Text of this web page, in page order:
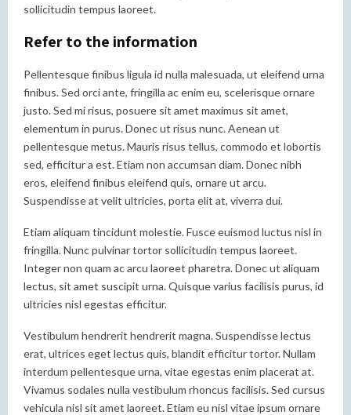
sollicitudin tempus laoreet.
Refer to the information
Pellentesque finibus ligula id nulla malesuada, ut eleifend urna
finibus. Sed orci ante, fringilla ac enim eu, scelerisque ornare
justo. Sed mi risus, posuere sit amet maximus sit amet,
elementum in purus. Donec ut risus nunc. Aenean ut
pellentesque metus. Mauris risus tellus, commodo et lobortis
sed, efficitur a est. Etiam non accumsan diam. Donec nibh
eros, eleifend finibus eleifend quis, ornare ut arcu.
Suspendisse at velit ultricies, porta elit at, viverra dui.
Etiam aliquam tincidunt molestie. Fusce euismod luctus nisl in
fringilla. Nunc pulvinar tortor sollicitudin tempus laoreet.
Integer non quam ac arcu laoreet pharetra. Donec ut aliquam
lectus, sit amet suscipit urna. Quisque varius facilisis purus, id
ultricies nisl egestas efficitur.
Vestibulum hendrerit hendrerit magna. Suspendisse lectus
erat, ultrices eget lectus quis, blandit efficitur tortor. Nullam
interdum pellentesque urna, vitae egestas enim placerat at.
Vivamus sodales nulla vestibulum rhoncus facilisis. Sed cursus
vehicula nisl sit amet laoreet. Etiam eu nisl vitae ipsum ornare